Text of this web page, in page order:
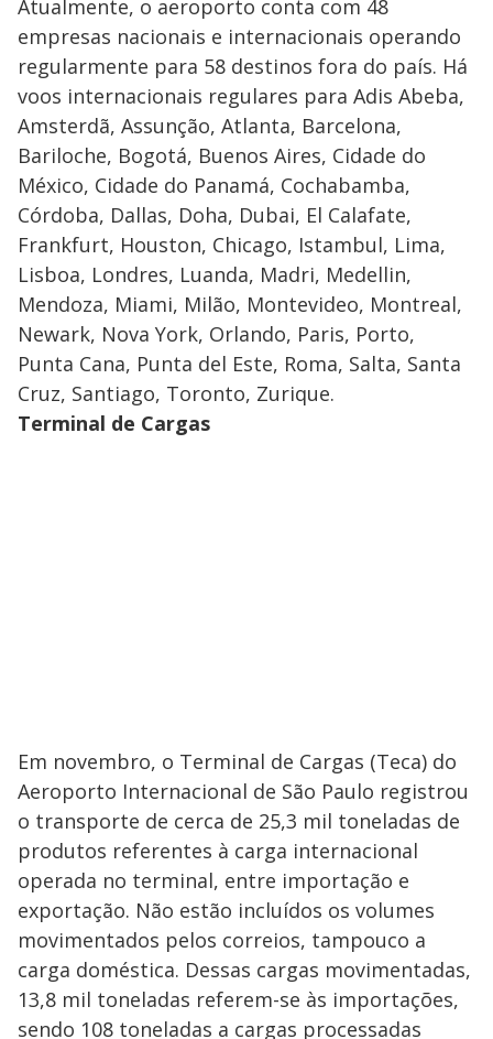
Atualmente, o aeroporto conta com 48
empresas nacionais e internacionais operando
regularmente para 58 destinos fora do país. Há
voos internacionais regulares para Adis Abeba,
Amsterdã, Assunção, Atlanta, Barcelona,
Bariloche, Bogotá, Buenos Aires, Cidade do
México, Cidade do Panamá, Cochabamba,
Córdoba, Dallas, Doha, Dubai, El Calafate,
Frankfurt, Houston, Chicago, Istambul, Lima,
Lisboa, Londres, Luanda, Madri, Medellin,
Mendoza, Miami, Milão, Montevideo, Montreal,
Newark, Nova York, Orlando, Paris, Porto,
Punta Cana, Punta del Este, Roma, Salta, Santa
Cruz, Santiago, Toronto, Zurique.
Terminal de Cargas
Em novembro, o Terminal de Cargas (Teca) do
Aeroporto Internacional de São Paulo registrou
o transporte de cerca de 25,3 mil toneladas de
produtos referentes à carga internacional
operada no terminal, entre importação e
exportação. Não estão incluídos os volumes
movimentados pelos correios, tampouco a
carga doméstica. Dessas cargas movimentadas,
13,8 mil toneladas referem-se às importações,
sendo 108 toneladas a cargas processadas